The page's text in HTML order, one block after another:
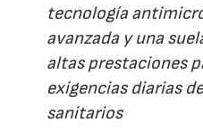
tecnología
avanzada y una
altas prestaciones
exigencias diarias
sanitarios